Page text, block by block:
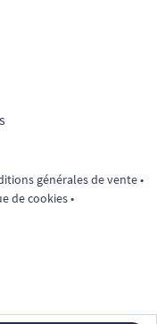
générales de vente•
de cookies•